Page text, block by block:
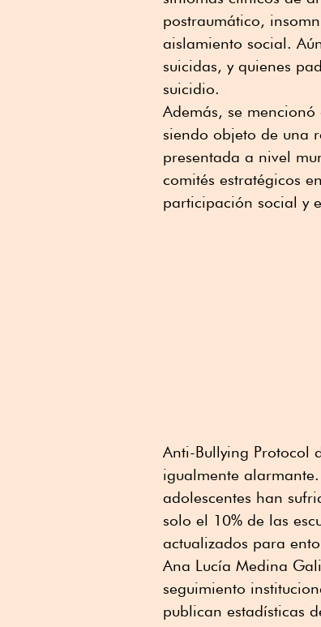
postraumático,
aislamiento social.
suicidas, y quienes
suicidio.
Además, se
siendo objeto de una
presentada a nivel
comités estratégicos
participación social y
Anti-Bullying Protocol
igualmente
adolescentes han
solo el 10% de las
actualizados para
Ana Lucía Medina
seguimiento
publican estadísticas